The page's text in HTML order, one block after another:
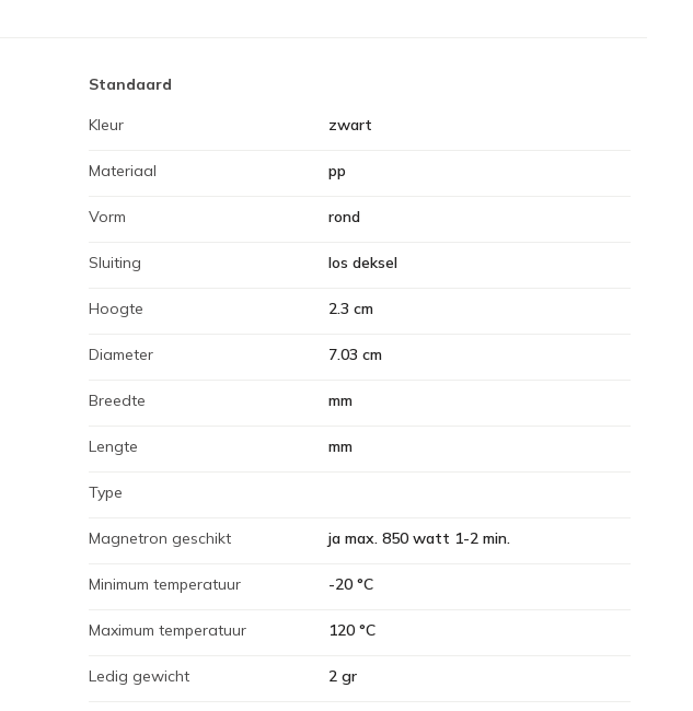
Standaard
Kleur zwart
Materiaal pp
Vorm rond
Sluiting los deksel
Hoogte 2.3 cm
Diameter 7.03 cm
Breedte mm
Lengte mm
Type
Magnetron geschikt ja max. 850 watt 1-2 min.
Minimum temperatuur -20 °C
Maximum temperatuur 120 °C
Ledig gewicht 2 gr